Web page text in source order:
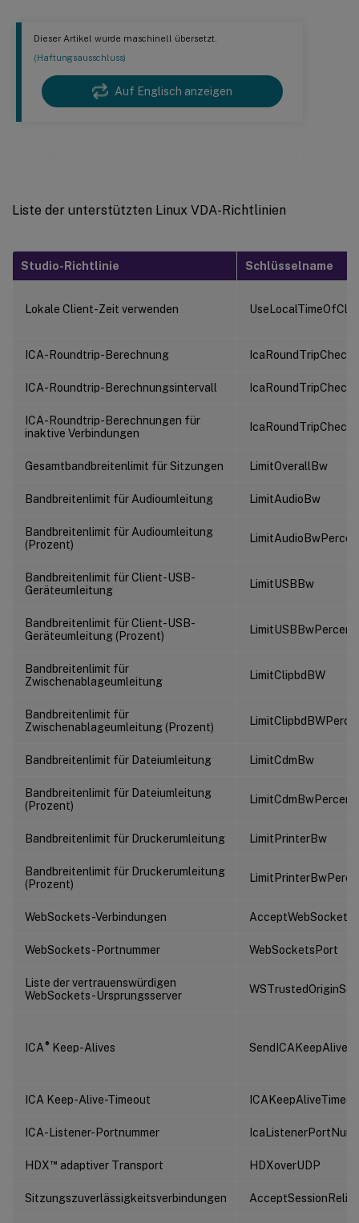
Dieser Artikel wurde maschinell übersetzt.
(Haftungsausschluss)
Auf Englisch anzeigen
Liste der unterstützten Linux VDA-Richtlinien
Studio-Richtlinie Schlüsselname
Lokale Client-Zeit verwenden
ICA-Roundtrip-Berechnung
ICA-Roundtrip-Berechnungsintervall
ICA-Roundtrip-Berechnungen für
inaktive Verbindungen
Gesamtbandbreitenlimit für Sitzungen LimitOverallBw
Bandbreitenlimit für Audioumleitung LimitAudioBw
Bandbreitenlimit für Audioumleitung
(Prozent)
Bandbreitenlimit für Client-USB-
Geräteumleitung
LimitUSBBw
Bandbreitenlimit für Client-USB-
Geräteumleitung (Prozent)
LimitUSBBwPercent
Bandbreitenlimit für
Zwischenablageumleitung
LimitClipbdBW
Bandbreitenlimit für
Zwischenablageumleitung (Prozent)
Bandbreitenlimit für Dateiumleitung LimitCdmBw
Bandbreitenlimit für Dateiumleitung
(Prozent)
LimitCdmBwPercent
Bandbreitenlimit für Druckerumleitung LimitPrinterBw
Bandbreitenlimit für Druckerumleitung
(Prozent)
WebSockets-Verbindungen
WebSockets-Portnummer WebSocketsPort
Liste der vertrauenswürdigen
WebSockets-Ursprungsserver
ICA® Keep-Alives SendICAKeepAlives
ICA Keep-Alive-Timeout
ICA-Listener-Portnummer
HDX™ adaptiver Transport HDXoverUDP
Sitzungszuverlässigkeitsverbindungen